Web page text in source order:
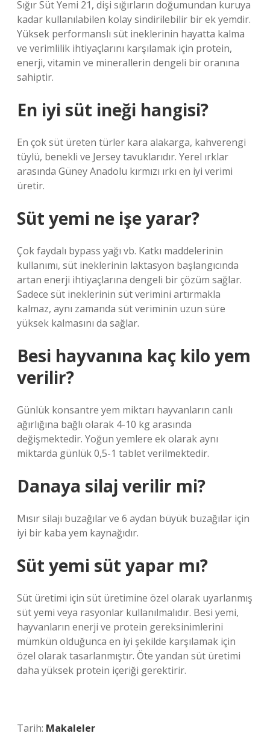
Sığır Süt Yemi 21, dişi sığırların doğumundan kuruya
kadar kullanılabilen kolay sindirilebilir bir ek yemdir.
Yüksek performanslı süt ineklerinin hayatta kalma
ve verimlilik ihtiyaçlarını karşılamak için protein,
enerji, vitamin ve minerallerin dengeli bir oranına
sahiptir.
En iyi süt ineği hangisi?
En çok süt üreten türler kara alakarga, kahverengi
tüylü, benekli ve Jersey tavuklarıdır. Yerel ırklar
arasında Güney Anadolu kırmızı ırkı en iyi verimi
üretir.
Süt yemi ne işe yarar?
Çok faydalı bypass yağı vb. Katkı maddelerinin
kullanımı, süt ineklerinin laktasyon başlangıcında
artan enerji ihtiyaçlarına dengeli bir çözüm sağlar.
Sadece süt ineklerinin süt verimini artırmakla
kalmaz, aynı zamanda süt veriminin uzun süre
yüksek kalmasını da sağlar.
Besi hayvanına kaç kilo yem
verilir?
Günlük konsantre yem miktarı hayvanların canlı
ağırlığına bağlı olarak 4-10 kg arasında
değişmektedir. Yoğun yemlere ek olarak aynı
miktarda günlük 0,5-1 tablet verilmektedir.
Danaya silaj verilir mi?
Mısır silajı buzağılar ve 6 aydan büyük buzağılar için
iyi bir kaba yem kaynağıdır.
Süt yemi süt yapar mı?
Süt üretimi için süt üretimine özel olarak uyarlanmış
süt yemi veya rasyonlar kullanılmalıdır. Besi yemi,
hayvanların enerji ve protein gereksinimlerini
mümkün olduğunca en iyi şekilde karşılamak için
özel olarak tasarlanmıştır. Öte yandan süt üretimi
daha yüksek protein içeriği gerektirir.
Tarih: Makaleler